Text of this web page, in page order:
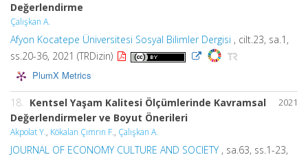
Değerlendirme
Çalışkan A.
Afyon Kocatepe Üniversitesi Sosyal Bilimler Dergisi , cilt.23, sa.1,
ss.20-36, 2021 (TRDizin)
PlumX Metrics
2021
18.
Kentsel Yaşam Kalitesi Ölçümlerinde Kavramsal
Değerlendirmeler ve Boyut Önerileri
Akpolat Y., Kökalan Çımrın F., Çalışkan A.
JOURNAL OF ECONOMY CULTURE AND SOCIETY , sa.63, ss.1-23,